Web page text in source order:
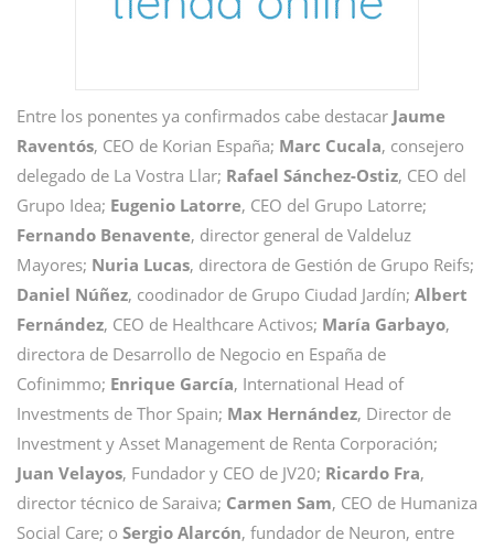
Entre los ponentes ya confirmados cabe destacar Jaume
Raventós, CEO de Korian España; Marc Cucala, consejero
delegado de La Vostra Llar; Rafael Sánchez-Ostiz, CEO del
Grupo Idea; Eugenio Latorre, CEO del Grupo Latorre;
Fernando Benavente, director general de Valdeluz
Mayores; Nuria Lucas, directora de Gestión de Grupo Reifs;
Daniel Núñez, coodinador de Grupo Ciudad Jardín; Albert
Fernández, CEO de Healthcare Activos; María Garbayo,
directora de Desarrollo de Negocio en España de
Cofinimmo; Enrique García, International Head of
Investments de Thor Spain; Max Hernández, Director de
Investment y Asset Management de Renta Corporación;
Juan Velayos, Fundador y CEO de JV20; Ricardo Fra,
director técnico de Saraiva; Carmen Sam, CEO de Humaniza
Social Care; o Sergio Alarcón, fundador de Neuron, entre